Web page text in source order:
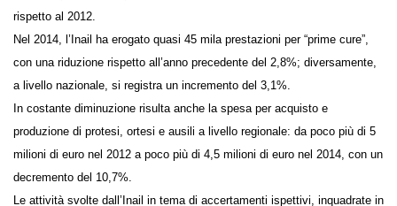
di quello registrato a livello nazionale (+23,9%). L’Inail ha riconosciuto
la causa lavorativa in 452 casi, il 2% circa del dato nazionale. I lavoratori
deceduti per malattia professionale sono stati 94, in diminuzione
rispetto al 2012.
Nel 2014, l’Inail ha erogato quasi 45 mila prestazioni per “prime cure”,
con una riduzione rispetto all’anno precedente del 2,8%;
diversamente, a livello nazionale, si registra un incremento del 3,1%.
In costante diminuzione risulta anche la spesa per acquisto e
produzione di protesi, ortesi e ausili a livello regionale: da poco più di 5